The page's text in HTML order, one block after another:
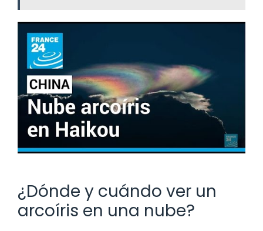
¿Dónde y cuándo ver un
arcoíris en una nube?